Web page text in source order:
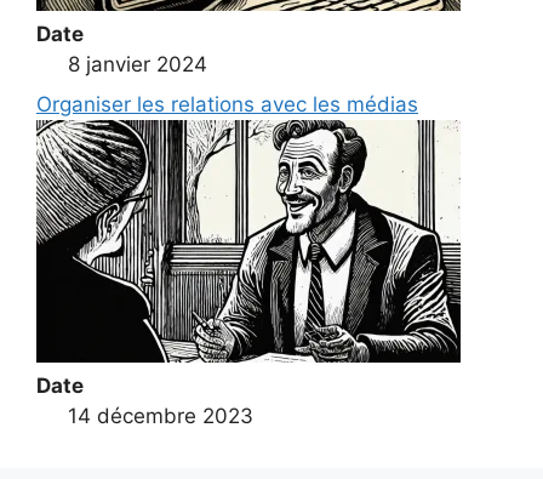
Date
8 janvier 2024
Organiser les relations avec les médias
Date
14 décembre 2023